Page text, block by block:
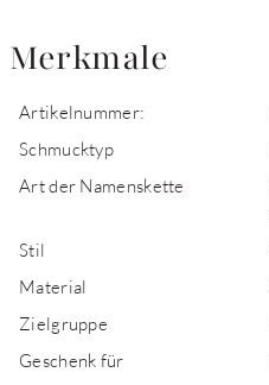
Merkmale
Artikelnummer:
Schmucktyp
Art der Namenskette
Stil
Material
Zielgruppe
Geschenk für